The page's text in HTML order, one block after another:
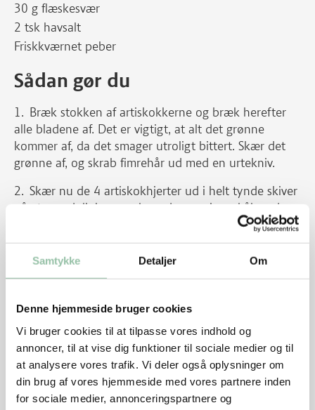
Samtykke Detaljer Om
Denne hjemmeside bruger cookies
Vi bruger cookies til at tilpasse vores indhold og
annoncer, til at vise dig funktioner til sociale medier og til
at analysere vores trafik. Vi deler også oplysninger om
din brug af vores hjemmeside med vores partnere inden
for sociale medier, annonceringspartnere og
30 g flæskesvær
2 tsk havsalt
Friskkværnet peber
Sådan gør du
Bræk stokken af artiskokkerne og bræk herefter
alle bladene af. Det er vigtigt, at alt det grønne
kommer af, da det smager utroligt bittert. Skær det
grønne af, og skrab fimrehår ud med en urtekniv.
Skær nu de 4 artiskokhjerter ud i helt tynde skiver
på et mandolinjern, og kom dem op i en skål med
mel og vend godt rundt, så alle skiverne får et tyndt
lag mel. Ryst skiverne, så alt overskydende mel
kommer af.
varm. Hvis du stikker en tandstik af træ ned i olien,
Kom artiskokskiverne ned i olien, lidt ad gangen,
og friter dem i ca. 1 minut, indtil de er gyldne og
sprøde. De må ikke blive for mørke, da de så bliver
bitre. Tag artiskokkerne op af olien, læg dem på